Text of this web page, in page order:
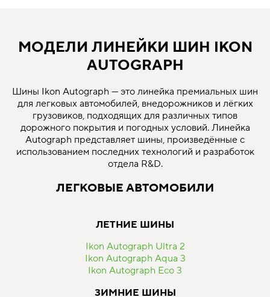
МОДЕЛИ ЛИНЕЙКИ ШИН IKON
AUTOGRAPH
Шины Ikon Autograph — это линейка премиальных шин
для легковых автомобилей, внедорожников и лёгких
грузовиков, подходящих для различных типов
дорожного покрытия и погодных условий. Линейка
Autograph представляет шины, произведённые с
использованием последних технологий и разработок
отдела R&D.
ЛЕГКОВЫЕ АВТОМОБИЛИ
ЛЕТНИЕ ШИНЫ
Ikon Autograph Ultra 2
Ikon Autograph Aqua 3
Ikon Autograph Eco 3
ЗИМНИЕ ШИНЫ